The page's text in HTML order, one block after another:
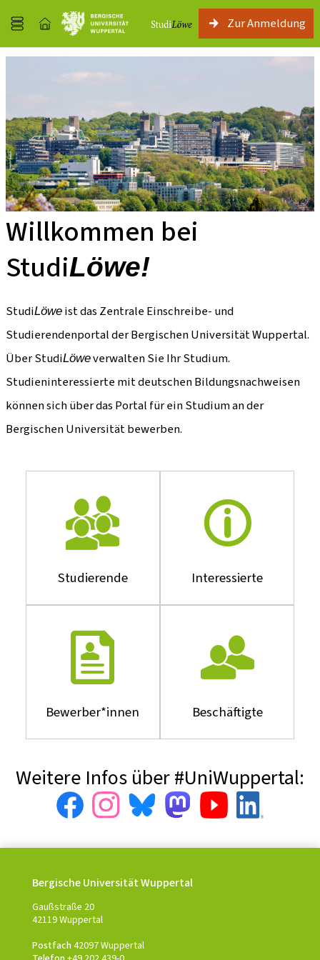
Zur Anmeldung
Willkommen bei
StudiLöwe!
StudiLöwe ist das Zentrale Einschreibe- und
Studierendenportal der Bergischen Universität Wuppertal.
Über StudiLöweverwalten Sie Ihr Studium.
Studieninteressierte mit deutschen Bildungsnachweisen
können sich über das Portal für ein Studium an der
Bergischen Universität bewerben.
Studierende Interessierte
Bewerber*innen Beschäftigte
Weitere Infos über #UniWuppertal:
Bergische Universität Wuppertal
Gaußstraße 20
42119 Wuppertal
Postfach42097 Wuppertal